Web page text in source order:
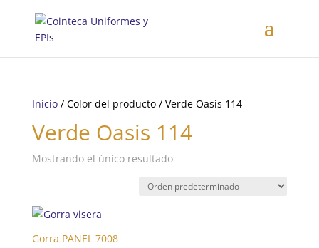
Inicio/ Color del producto / Verde Oasis 114
Verde Oasis 114
Mostrando el único resultado
Gorra PANEL 7008